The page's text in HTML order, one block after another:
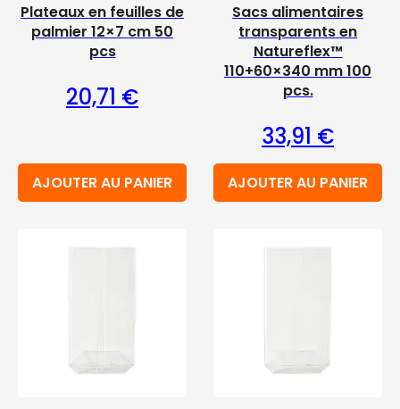
Plateaux en feuilles de
palmier 12×7 cm 50
pcs
20,71 €
AJOUTER AU PANIER
Sacs alimentaires
transparents en
Natureflex™
110+60×340 mm 100
pcs.
33,91 €
AJOUTER AU PANIER